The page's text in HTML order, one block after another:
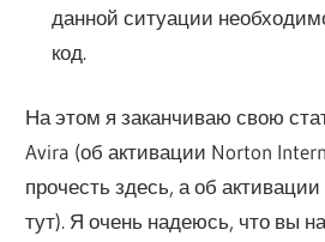
данной ситуации
код.
На этом я заканчиваю свою
Avira (об активации Norton
прочесть здесь, а об
тут). Я очень надеюсь, что вы